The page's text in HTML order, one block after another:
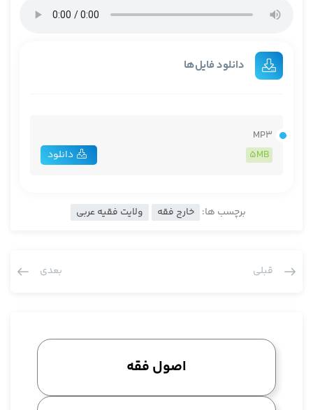
دانلود فایل‌ها
MP3
5MB
دانلود
برچسب ها: خارج فقه ولایت فقیه عربی
قبلی بعدی
اصول فقه